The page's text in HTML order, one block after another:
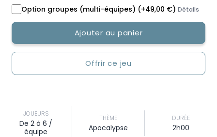
Option groupes (multi-équipes) (+49,00 €) Détails
Ajouter au panier
Offrir ce jeu
JOUEURS
De 2 à 6 /
équipe
THÈME
Apocalypse
DURÉE
2h00